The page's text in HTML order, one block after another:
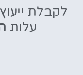
מציאת
טיסה זולה?
לקבלת
עלות